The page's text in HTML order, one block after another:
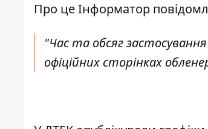
Про це Інформатор
"Час та обсяг
офіційних сторінках